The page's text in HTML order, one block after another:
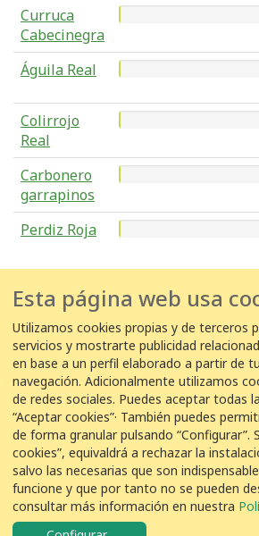
Curruca
Cabecinegra
Águila Real
Colirrojo
Real
Carbonero
garrapinos
Perdiz Roja
COLABORACIÓN
© VEOLIA Aviso legal Política de privacidad
Esta página web usa
Utilizamos cookies propias y de terceros
servicios y mostrarte publicidad
en base a un perfil elaborado a partir de
navegación. Adicionalmente utilizamos
de redes sociales. Puedes aceptar todas
“Aceptar cookies”· También puedes
de forma granular pulsando “Configurar”.
cookies”, equivaldrá a rechazar la
salvo las necesarias que son
funcione y que por tanto no se pueden
consultar más información en nuestra